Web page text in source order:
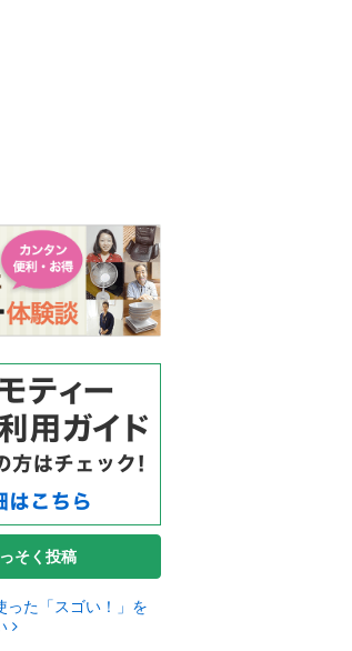
そく投稿
った「スゴい！」を